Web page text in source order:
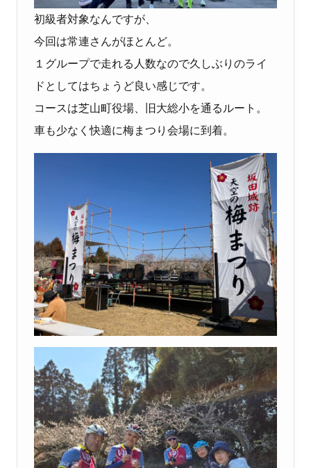
初級者対象なんですが、
今回は常連さんがほとんど。
１グループで走れる人数なので久しぶりのライ
ドとしてはちょうど良い感じです。
コースは芝山町役場、旧大総小を通るルート。
車も少なく快適に梅まつり会場に到着。